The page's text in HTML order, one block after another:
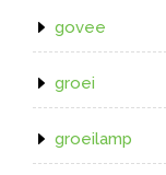
govee
groei
groeilamp